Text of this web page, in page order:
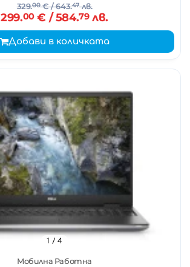
329.00€/ 643.47лв.
299.00€ / 584.79лв.
Добави в количката
Мобилна Работна
1 / 4